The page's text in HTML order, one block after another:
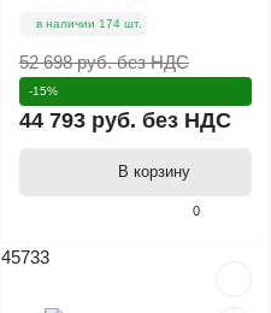
0
в наличии 174 шт.
52 698 руб.без НДС
-15%
44 793 руб. без НДС
В корзину
45733